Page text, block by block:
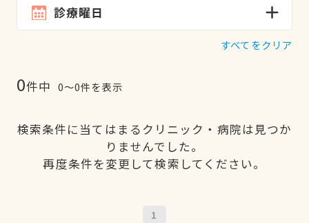
診療曜日
すべてをクリア
0件中 0〜0件を表示
検索条件に当てはまるクリニック・病院は見つか
りませんでした。
再度条件を変更して検索してください。
1